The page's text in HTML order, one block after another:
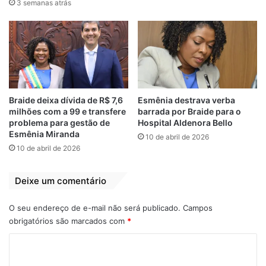
Pedro Lucas Fernandes.
Fernandes explicou que a sigla, a partir de
agora, promoverá uma agenda permanente
de debate sobre temas de interesse da
coletividade, como a mobilidade urbana.
Disse que Osmar Filho estará engajado
neste trabalho e aproveitou a oportunidade
para confirmar que o PTB tem interesse em
indicar um nome que comporá como vice
as manifestações de apoio e carinho. O
pré-candidato confirmou que participará da
3 semanas atrás
Braide deixa dívida de R$ 7,6
milhões com a 99 e transfere
problema para gestão de
Esmênia Miranda
10 de abril de 2026
Esmênia destrava verba
barrada por Braide para o
Hospital Aldenora Bello
10 de abril de 2026
Deixe um comentário
O seu endereço de e-mail não será publicado. Campos
obrigatórios são marcados com *